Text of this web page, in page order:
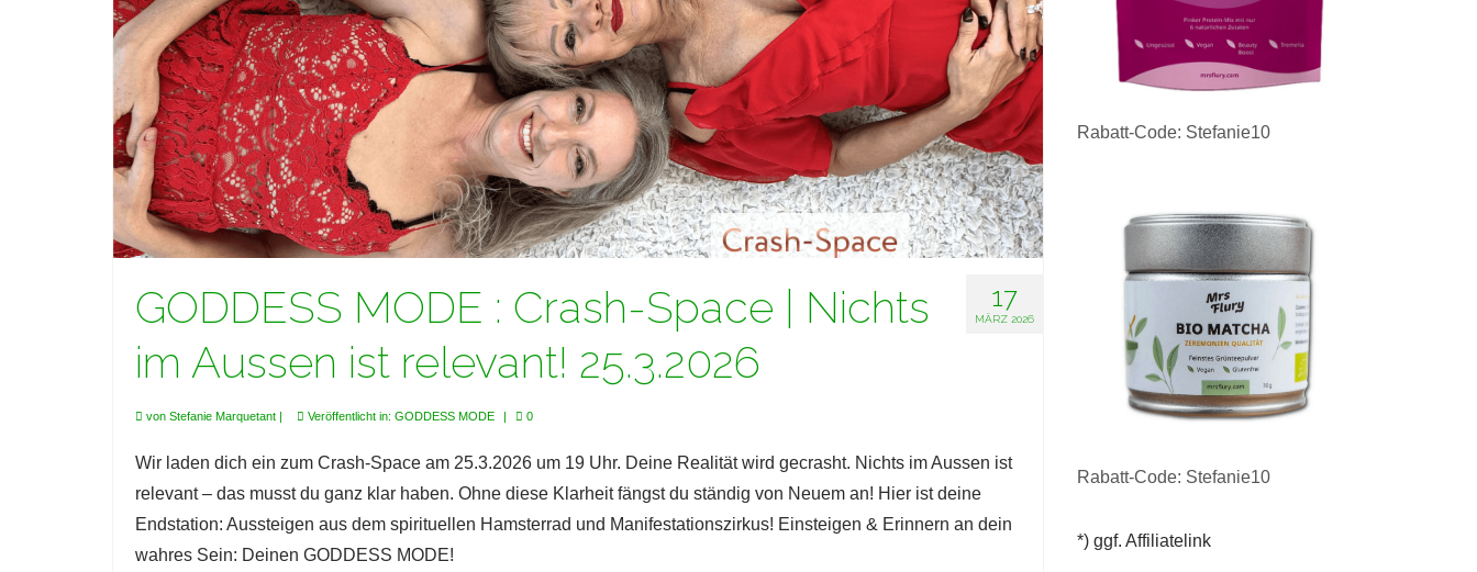
17
MÄRZ 2026
GODDESS MODE : Crash-Space | Nichts
im Aussen ist relevant! 25.3.2026
von Stefanie Marquetant | Veröffentlicht in: GODDESS MODE | 0
Wir laden dich ein zum Crash-Space am 25.3.2026 um 19 Uhr. Deine Realität wird gecrasht. Nichts im Aussen ist
relevant – das musst du ganz klar haben. Ohne diese Klarheit fängst du ständig von Neuem an! Hier ist deine
Endstation: Aussteigen aus dem spirituellen Hamsterrad und Manifestationszirkus! Einsteigen & Erinnern an dein
wahres Sein: Deinen GODDESS MODE!
Rabatt-Code: Stefanie10
Rabatt-Code: Stefanie10
*) ggf. Affiliatelink